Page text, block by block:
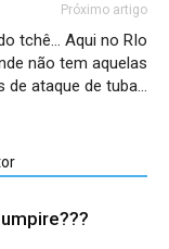
Próximo artigo
tchê… Aqui no RIo
não tem aquelas
de ataque de tuba…